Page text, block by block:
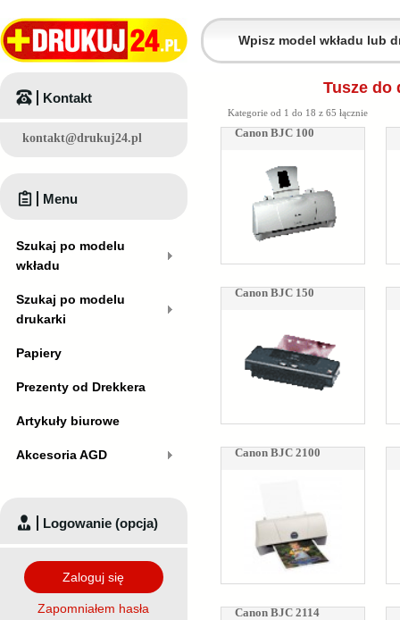
Tusze do
Kategorie od 1 do 18 z 65 łącznie
Canon BJC 100
Canon BJC 150
Canon BJC 2100
Canon BJC 2114
Kontakt
kontakt@drukuj24.pl
Menu
Szukaj po modelu
wkładu
Szukaj po modelu
drukarki
Papiery
Prezenty od Drekkera
Artykuły biurowe
Akcesoria AGD
Logowanie (opcja)
Zaloguj się
Zapomniałem hasła